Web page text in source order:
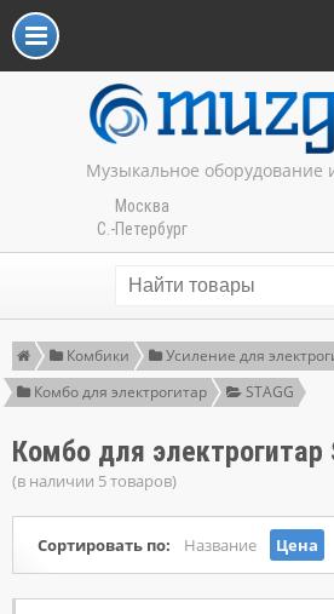
Музыкальное оборудование
Москва
С.-Петербург
Комбики
Усиление для
Комбо для электрогитар
STAGG
Комбо для электрогитар
(в наличии 5 товаров)
Сортировать по: Название Цена